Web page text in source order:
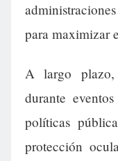
para maximizar
A largo
durante
políticas
protección